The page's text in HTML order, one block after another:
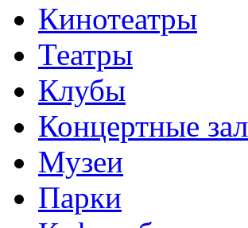
Кинотеатры
Театры
Клубы
Концертные
Музеи
Парки